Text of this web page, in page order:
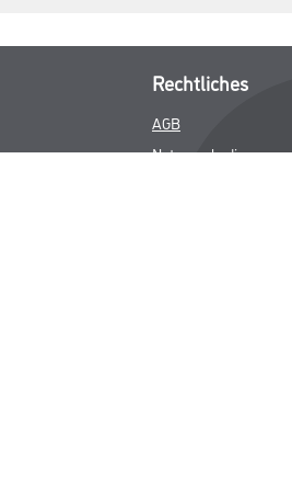
Rechtliches
AGB
Nutzungsbedingungen